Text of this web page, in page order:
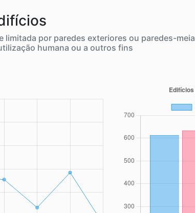
por paredes exteriores ou paredes-
humana ou a outros fins